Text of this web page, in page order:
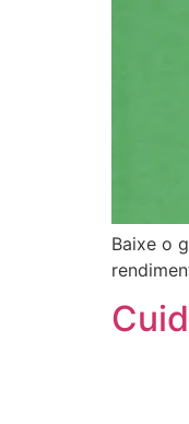
Baixe o